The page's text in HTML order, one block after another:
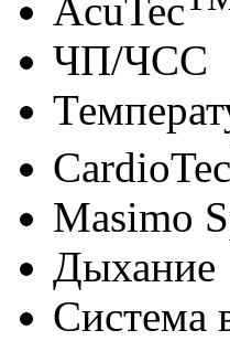
AcuTec
ЧП/ЧСС
CardioTec
Masimo
Дыхание
Система